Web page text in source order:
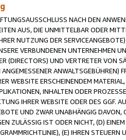
NACH DEN
AUS, DIE UNMITTELBAR ODER
NUTZUNG DER
VERBUNDENEN UNTERNEHMEN
(DIRECTORS) UND VERTRETER VON
ANGEMESSENER
WEBSITE ERSCHEINENDEM
INHALTEN ODER
IHRER WEBSITE ODER DES GGF.
UND ZWAR UNABHÄNGIG
ZULÄSSIG IST ODER NICHT, (D)
(E) IHREN